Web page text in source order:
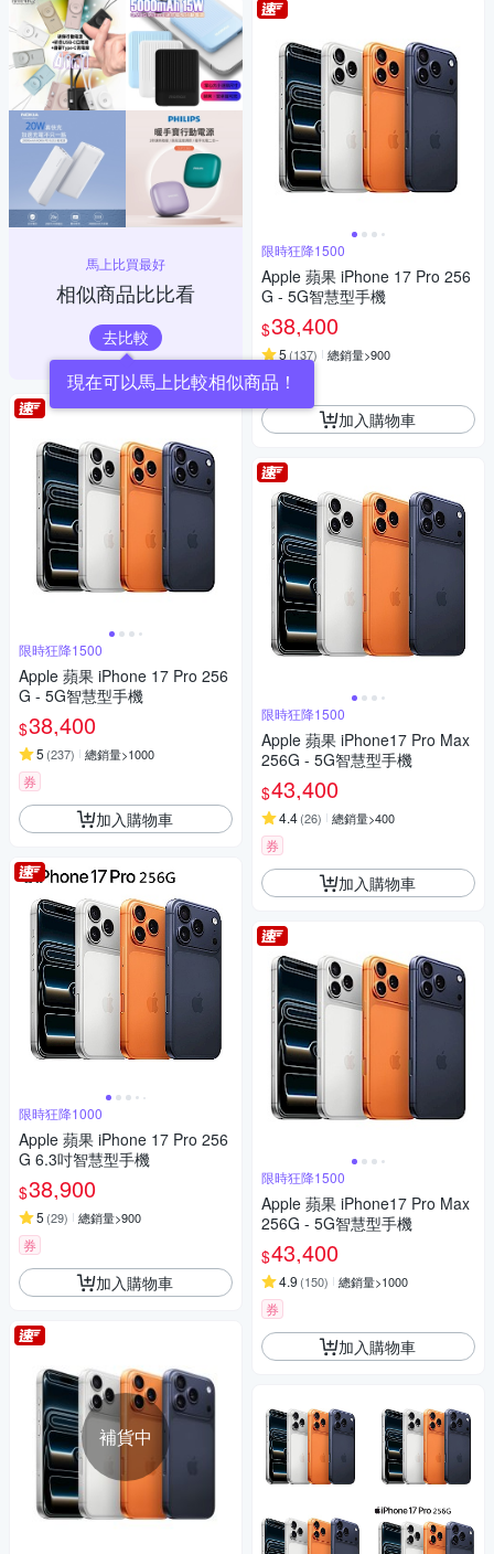
馬上比買最好
相似商品比比看
去比較
限時狂降1500
Apple 蘋果 iPhone 17 Pro 256
G - 5G智慧型手機
$38,400
5 (237) 總銷量>1000
券
加入購物車
限時狂降1000
Apple 蘋果 iPhone 17 Pro 256
G 6.3吋智慧型手機
$38,900
5 (29) 總銷量>900
券
加入購物車
補貨中
限時狂降1500
Apple 蘋果 iPhone 17 Pro 256
G - 5G智慧型手機
$38,400
5(137) 總銷量>900
券
加入購物車
限時狂降1500
Apple 蘋果 iPhone17 Pro Max
256G - 5G智慧型手機
$43,400
4.4(26) 總銷量>400
券
加入購物車
限時狂降1500
Apple 蘋果 iPhone17 Pro Max
256G - 5G智慧型手機
$43,400
4.9 (150) 總銷量>1000
券
加入購物車